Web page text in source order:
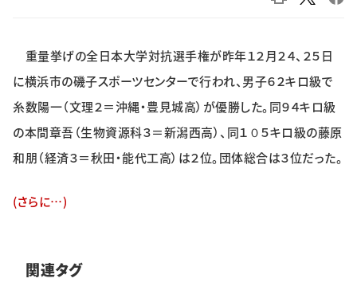
スポーツ
学生社会
特集・企画
重量挙げの全日本大学対抗選手権が昨年１２月２４、２５日
に横浜市の磯子スポーツセンターで行われ、男子６２キロ級で
糸数陽一（文理２＝沖縄・豊見城高）が優勝した。同９４キロ級
の本間章吾（生物資源科３＝新潟西高）、同１０５キロ級の藤原
和朋（経済３＝秋田・能代工高）は２位。団体総合は３位だった。
(さらに…)
関連タグ